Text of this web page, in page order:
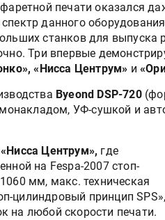
печати оказался
данного
станков для выпуска
Три впервые
«Нисса Центрум» и
Byeond DSP-720
УФ-сушкой и
«Нисса Центрум», где
на Fespa-2007 стоп-
мм, макс. техническая
цилиндровый принцип SPS»,
на любой скорости печати.